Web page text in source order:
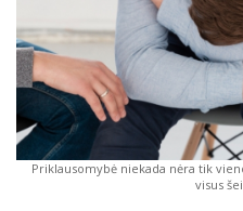
Priklausomybė niekada nėra tik
visus